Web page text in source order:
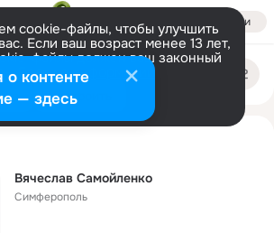
Войти
cookie-файлы, чтобы улучшить
Если ваш возраст менее 13 лет,
файлы должен ваш законный
Больше информации
Настроить
Вячеслав Самойленко
Симферополь
контенте
— здесь